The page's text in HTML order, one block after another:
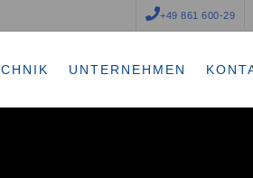
+49 861 600-29
UNTERNEHMEN